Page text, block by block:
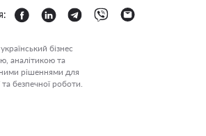
бізнес
аналітикою та
рішеннями для
безпечної роботи.